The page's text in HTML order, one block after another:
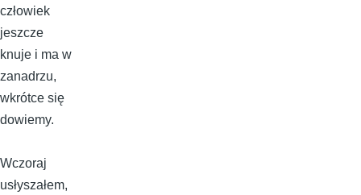
człowiek
jeszcze
knuje i ma w
zanadrzu,
wkrótce się
dowiemy.
Wczoraj
usłyszałem,